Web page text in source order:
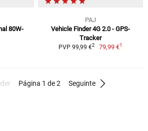
80W-
PAJ
Vehicle Finder 4G 2.0 - GPS-
Tracker
PVP 99,99 €2 79,99 €1
Página 1 de 2 Seguinte